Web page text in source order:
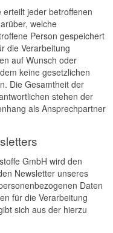
jeder betroffenen
welche
Person gespeichert
die Verarbeitung
auf Wunsch oder
keine gesetzlichen
Die Gesamtheit der
stehen der
als Ansprechpartner
GmbH wird den
Newsletter unseres
Daten
für die Verarbeitung
sich aus der hierzu